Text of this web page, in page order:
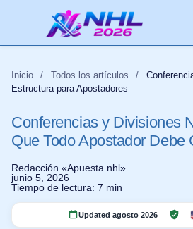
Cómo Apostar en la
Principiantes
Apuestas para la NHL
en LATAM 2026
Cómo Apostar Durante
el Partido
Noticias
Inicio / Todos los artículos /
Estructura para Apostadores
Conferencias y Divisiones
Que Todo Apostador Debe
Redacción «Apuesta nhl»
junio 5, 2026
Tiempo de lectura: 7 min
Updated agosto 2026